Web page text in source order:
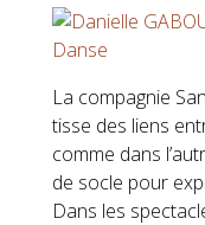
La compagnie
tisse des liens
comme dans
de socle pour
Dans les